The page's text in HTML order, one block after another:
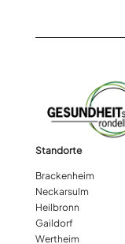
Standorte
Brackenheim
Neckarsulm
Heilbronn
Gaildorf
Wertheim